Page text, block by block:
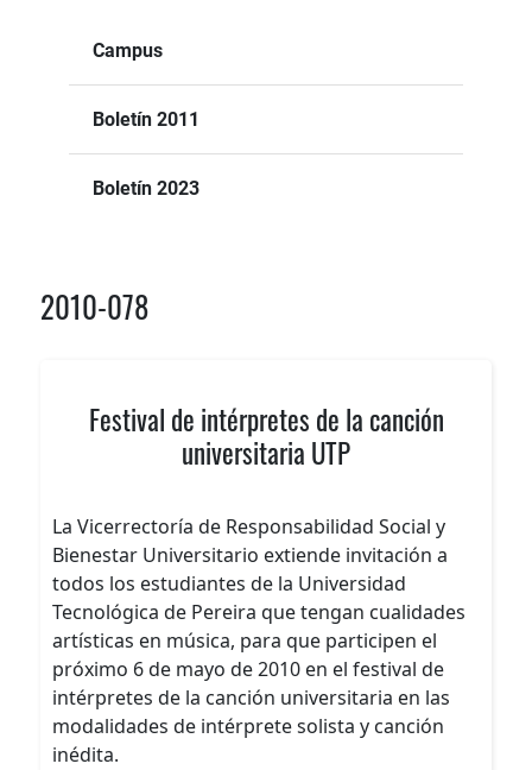
Campus
Boletín 2011
Boletín 2023
2010-078
Festival de intérpretes de la canción
universitaria UTP
La Vicerrectoría de Responsabilidad Social y
Bienestar Universitario extiende invitación a
todos los estudiantes de la Universidad
Tecnológica de Pereira que tengan cualidades
artísticas en música, para que participen el
próximo 6 de mayo de 2010 en el festival de
intérpretes de la canción universitaria en las
modalidades de intérprete solista y canción
inédita.